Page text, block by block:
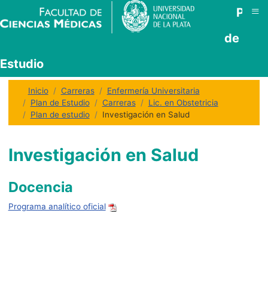
Inicio Carreras
Enfermería Universitaria
Plan de Estudio
Carreras
Lic. en Obstetricia
Plan de estudio
Investigación en Salud
Investigación en Salud
Docencia
Programa analítico oficial
Plan
de
Estudio
≡